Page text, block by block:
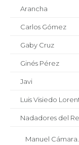
Arancha
Carlos Gómez
Gaby Cruz
Ginés Pérez
Javi
Luis Visiedo
Nadadores del
Manuel